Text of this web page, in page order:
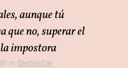
aunque tú
que no, superar el
impostora
in Bienestar